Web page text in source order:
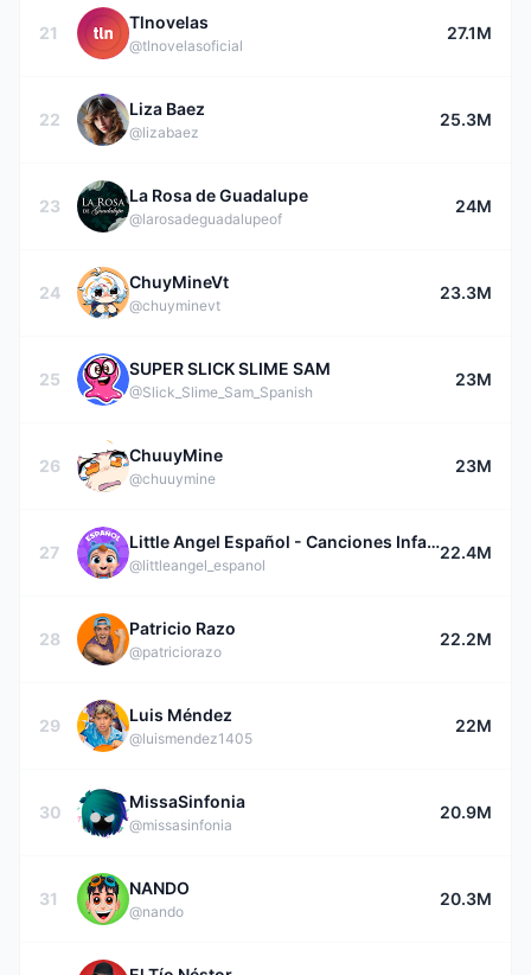
21
Tlnovelas
@tlnovelasoficial
27.1M
22
Liza Baez
@lizabaez
25.3M
23
La Rosa de Guadalupe
@larosadeguadalupeof
24M
24
ChuyMineVt
@chuyminevt
23.3M
25
SUPER SLICK SLIME SAM
@Slick_Slime_Sam_Spanish
23M
26
ChuuyMine
@chuuymine
23M
27
Little Angel Español - Canciones Infantiles
@littleangel_espanol
22.4M
28
Patricio Razo
@patriciorazo
22.2M
29
Luis Méndez
@luismendez1405
22M
30
MissaSinfonia
@missasinfonia
20.9M
31
NANDO
@nando
20.3M